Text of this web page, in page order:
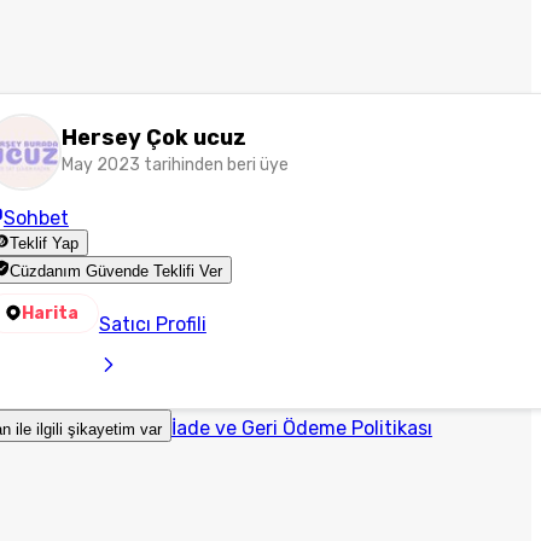
Hersey Çok ucuz
May 2023 tarihinden beri üye
Sohbet
Teklif Yap
Cüzdanım Güvende Teklifi Ver
Harita Satıcı Profili
ile ilgili şikayetim var İade ve Geri Ödeme Politikası